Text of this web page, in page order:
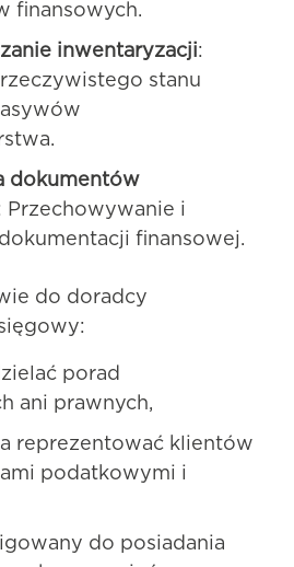
finansowych.
inwentaryzacji:
stanu
dokumentów
Przechowywanie i
finansowej.
do doradcy
porad
ani prawnych,
reprezentować klientów
podatkowymi i
do posiadania